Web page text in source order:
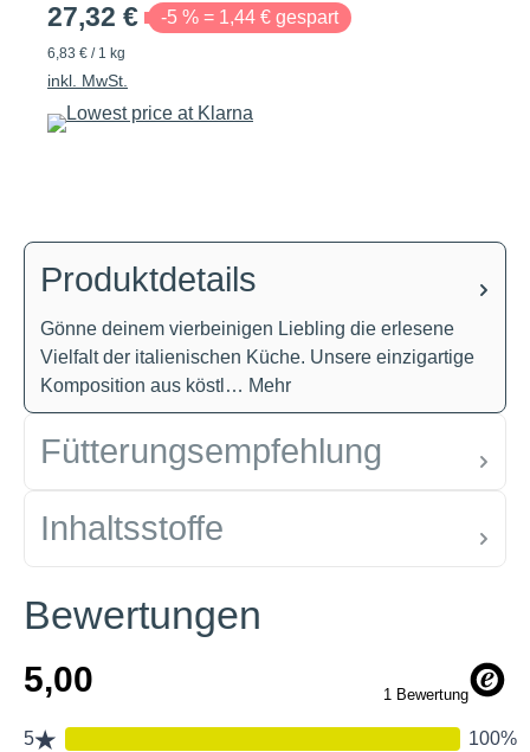
27,32 € -5 % = 1,44 € gespart
6,83 € / 1 kg
inkl. MwSt.
Produktdetails
Gönne deinem vierbeinigen Liebling die erlesene
Vielfalt der italienischen Küche. Unsere einzigartige
Komposition aus köstl… Mehr
Fütterungsempfehlung
Inhaltsstoffe
Bewertungen